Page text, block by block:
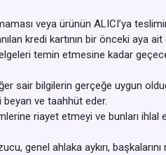
veya ürünün ALICI’ya
kredi kartının bir önceki aya
temin etmesine kadar
bilgilerin gerçeğe uygun
beyan ve taahhüt eder.
riayet etmeyi ve bunları
genel ahlaka aykırı,